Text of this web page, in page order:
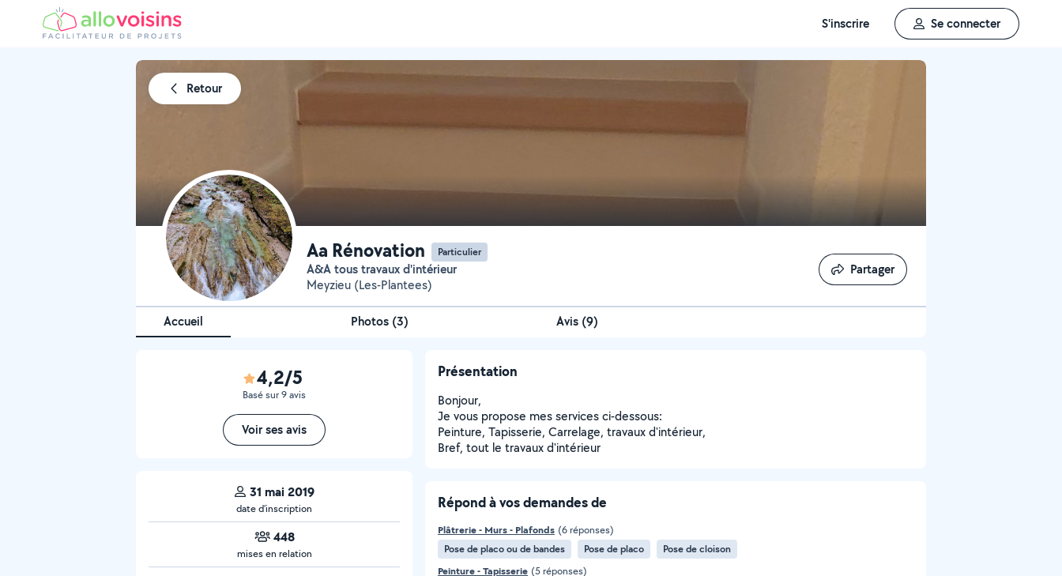
S'inscrire Se connecter
Retour
Aa Rénovation Particulier
A&A tous travaux d'intérieur
Meyzieu (Les-Plantees)
Partager
Partager
Accueil Photos (3) Avis (9)
4,2/5
Basé sur 9 avis
Voir ses avis
31 mai 2019
date d’inscription
448
mises en relation
Présentation
Bonjour,
Je vous propose mes services ci-dessous:
Peinture, Tapisserie, Carrelage, travaux d'intérieur,
Bref, tout le travaux d'intérieur
Répond à vos demandes de
Plâtrerie - Murs - Plafonds (6 réponses)
Pose de placo ou de bandes
Pose de placo
Pose de cloison
Peinture - Tapisserie (5 réponses)